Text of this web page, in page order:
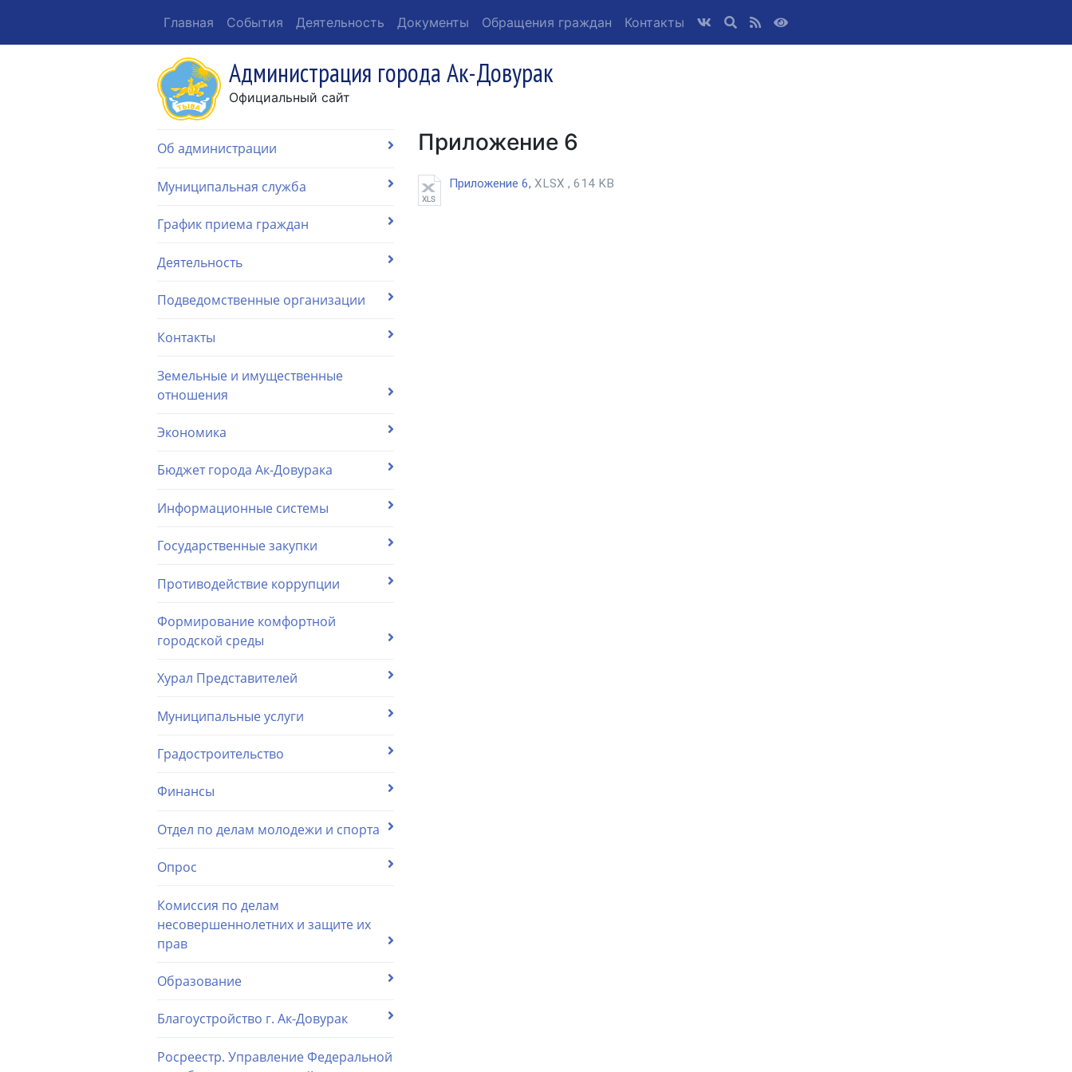
Главная События Деятельность Документы Обращения граждан Контакты
Администрация города Ак-Довурак
Официальный сайт
Об администрации
Муниципальная служба
График приема граждан
Деятельность
Подведомственные организации
Контакты
Земельные и имущественные
отношения
Экономика
Бюджет города Ак-Довурака
Информационные системы
Государственные закупки
Противодействие коррупции
Формирование комфортной
городской среды
Хурал Представителей
Муниципальные услуги
Градостроительство
Финансы
Отдел по делам молодежи и спорта
Опрос
Комиссия по делам
несовершеннолетних и защите их
прав
Образование
Благоустройство г. Ак-Довурак
Росреестр. Управление Федеральной
Приложение 6
Приложение 6, XLSX , 614 KB